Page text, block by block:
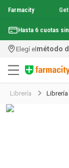
Farmacity
Hasta 6 cuotas
Elegí elmétodo
Librería Librería
2.